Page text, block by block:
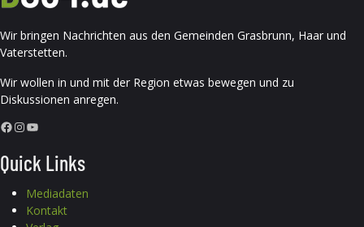
Wir bringen Nachrichten aus den Gemeinden Grasbrunn, Haar und
Vaterstetten.
Wir wollen in und mit der Region etwas bewegen und zu
Diskussionen anregen.
Facebook InstagramYouTube
Quick Links
Mediadaten
Kontakt